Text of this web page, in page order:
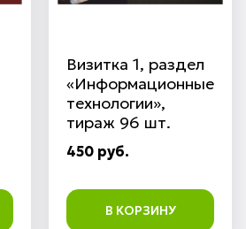
Визитка 1, раздел
«Информационные
технологии»,
тираж 96 шт.
450 руб.
В КОРЗИНУ